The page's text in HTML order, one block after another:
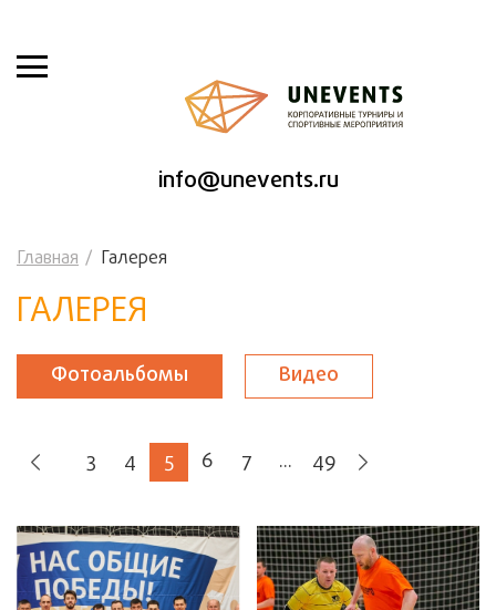
info@unevents.ru
Главная Галерея
ГАЛЕРЕЯ
Фотоальбомы Видео
3 4 5 6 7 ... 49